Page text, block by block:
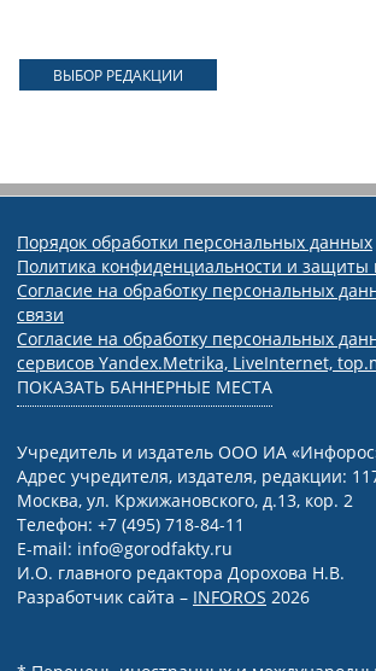
ВЫБОР РЕДАКЦИИ
Порядок обработки персональных данных
Политика конфиденциальности и
Согласие на обработку персональных
связи
Согласие на обработку персональных
сервисов Yandex.Metrika, LiveInternet,
ПОКАЗАТЬ БАННЕРНЫЕ МЕСТА
Учредитель и издатель ООО ИА
Адрес учредителя, издателя, редакции:
Москва, ул. Кржижановского, д.13, кор. 2
Телефон: +7 (495) 718-84-11
E-mail: info@gorodfakty.ru
И.О. главного редактора Дорохова Н.В.
Разработчик сайта – INFOROS 2026